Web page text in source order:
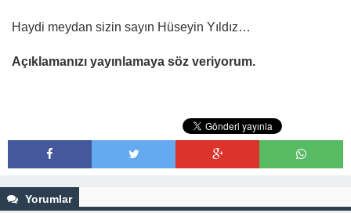
Haydi meydan sizin sayın Hüseyin Yıldız…
Açıklamanızı yayınlamaya söz veriyorum.
Yorumlar